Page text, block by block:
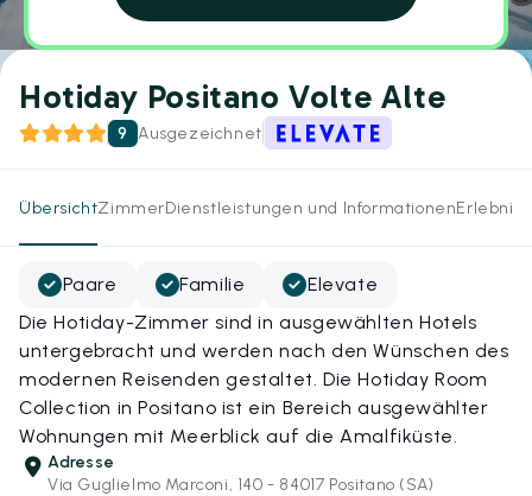
Hotiday Positano Volte Alte
9 Ausgezeichnet
ÜbersichtZimmerDienstleistungen und Informationen
Paare Familie
Elevate
Die Hotiday-Zimmer sind in ausgewählten Hotels
untergebracht und werden nach den Wünschen des
modernen Reisenden gestaltet. Die Hotiday Room
Collection in Positano ist ein Bereich ausgewählter
Wohnungen mit Meerblick auf die Amalfiküste.
Adresse
Via Guglielmo Marconi, 140 - 84017 Positano (SA)